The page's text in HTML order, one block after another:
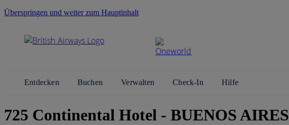
Überspringen und weiter zum Hauptinhalt
Entdecken Buchen Verwalten Check-In Hilfe
725 Continental Hotel - BUENOS AIRES